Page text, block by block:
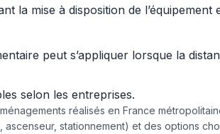
mise à disposition de l’équipement
peut s’appliquer lorsque la
selon les entreprises.
réalisés en France
stationnement) et des options